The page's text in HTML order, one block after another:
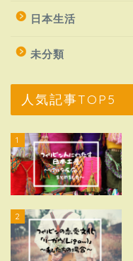
日本生活
未分類
人気記事TOP5
1
2